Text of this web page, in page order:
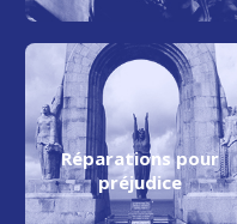
Réparations pour
préjudice